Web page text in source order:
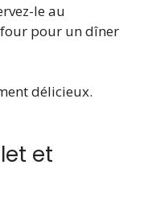
le au
pour un dîner
délicieux.
et